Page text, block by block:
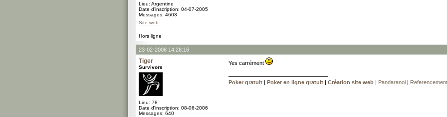
Lieu: Argentine
Date d'inscription: 04-07-2005
Messages: 4603
Site web
Hors ligne
23-02-2008 14:28:16
Tiger
Survivors
Lieu: 78
Date d'inscription: 08-06-2006
Messages: 640
Yes carrément
Poker gratuit | Poker en ligne gratuit | Création site web | Pandaranol | Referencement